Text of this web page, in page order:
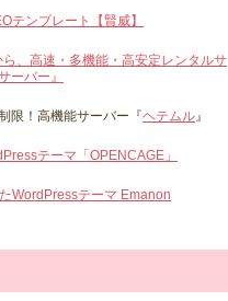
テンプレート【賢威】
、高速・多機能・高安定レンタルサ
ーバー』
限！高機能サーバー『ヘテムル』
テーマ「OPENCAGE」
WordPressテーマ Emanon